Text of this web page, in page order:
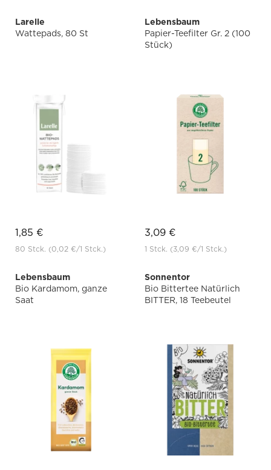
Larelle
Wattepads, 80 St
1,85 €
80 Stck. (0,02 €/1 Stck.)
Lebensbaum
Papier-Teefilter Gr. 2 (100
Stück)
3,09 €
1 Stck. (3,09 €/1 Stck.)
Lebensbaum
Bio Kardamom, ganze
Saat
Sonnentor
Bio Bittertee Natürlich
BITTER, 18 Teebeutel